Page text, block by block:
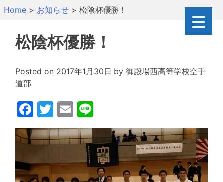
SkipHome > お知らせ > 松陰杯優勝！
松陰杯優勝！
Posted on 2017年1月30日 by 御殿場西高等学校空手
道部
Facebook
Twitter
Email